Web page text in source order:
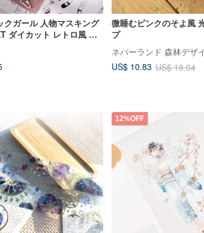
クガール 人物マスキング
ダイカット レトロ風 塩
文房具 手帳デコレーシ
微睡むピンクのそよ風
プ
ネバーランド 森林デザ
US$ 10.83 US$ 18.04
12%OFF